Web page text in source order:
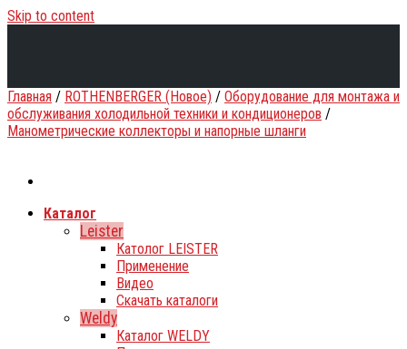
Skip to content
Каталог
Leister
Католог LEISTER
Применение
Видео
Скачать каталоги
Weldy
Каталог WELDY
Главная / ROTHENBERGER (Новое) / Оборудование для монтажа и
обслуживания холодильной техники и кондиционеров /
Манометрические коллекторы и напорные шланги